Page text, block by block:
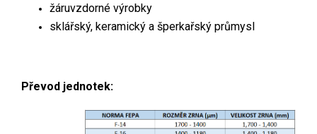
žáruvzdorné výrobky
sklářský, keramický a šperkařský průmysl
Převod jednotek: